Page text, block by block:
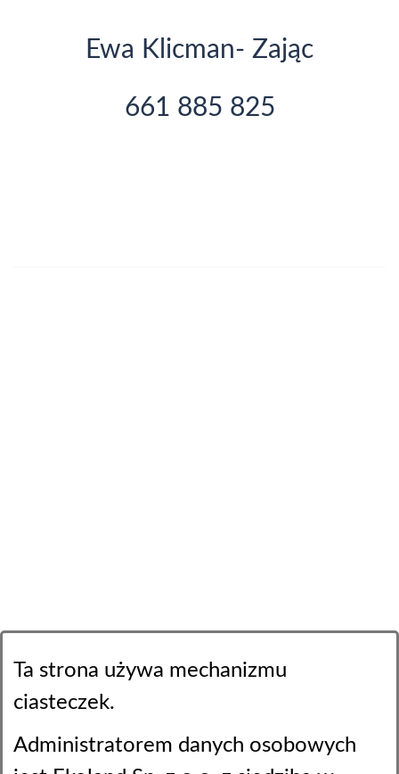
Ta strona używa mechanizmu
ciasteczek.
Administratorem danych osobowych
Ewa Klicman- Zając
661 885 825
Stopka